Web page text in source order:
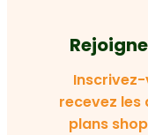
recevez les
plans